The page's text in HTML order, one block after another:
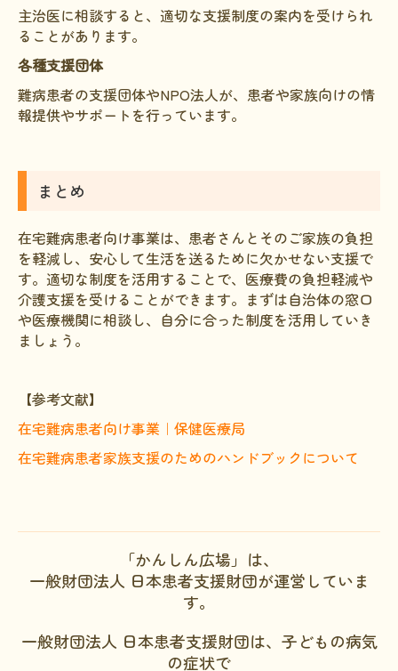
主治医に相談すると、適切な支援制度の案内を受けられ
ることがあります。
各種支援団体
難病患者の支援団体やNPO法人が、患者や家族向けの情
報提供やサポートを行っています。
まとめ
在宅難病患者向け事業は、患者さんとそのご家族の負担
を軽減し、安心して生活を送るために欠かせない支援で
す。適切な制度を活用することで、医療費の負担軽減や
介護支援を受けることができます。まずは自治体の窓口
や医療機関に相談し、自分に合った制度を活用していき
ましょう。
【参考文献】
在宅難病患者向け事業｜保健医療局
在宅難病患者家族支援のためのハンドブックについて
「かんしん広場」は、
一般財団法人 日本患者支援財団が運営していま
す。
一般財団法人 日本患者支援財団は、子どもの病気
の症状で